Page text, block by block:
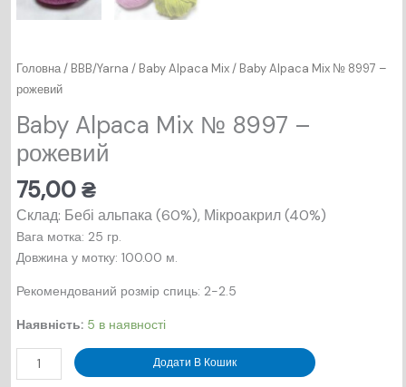
Головна/ BBB/Yarna / Baby Alpaca Mix/ Baby Alpaca Mix № 8997 –
рожевий
Baby Alpaca Mix № 8997 –
рожевий
75,00₴
Склад: Бебі альпака (60%), Мікроакрил (40%)
Вага мотка: 25 гр.
Довжина у мотку: 100.00 м.
Рекомендований розмір спиць: 2-2.5
Наявність: 5 в наявності
Baby
Alpaca
Додати В Кошик